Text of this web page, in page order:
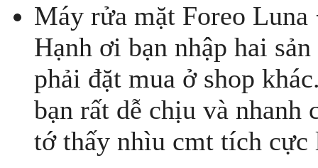
Máy rửa mặt Foreo
Hạnh ơi bạn nhập hai
phải đặt mua ở shop
bạn rất dễ chịu và
tớ thấy nhìu cmt tích cực